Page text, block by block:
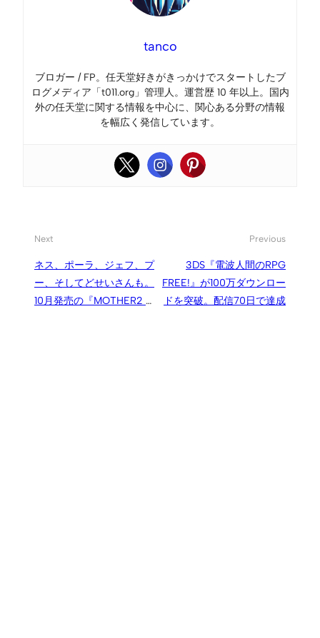
tanco
ブロガー / FP。任天堂好きがきっかけでスタートしたブ
ログメディア「t011.org」管理人。運営歴 10 年以上。国内
外の任天堂に関する情報を中心に、関心ある分野の情報
を幅広く発信しています。
Next
ネス、ポーラ、ジェフ、プ
ー、そしてどせいさんも。
10月発売の『MOTHER2 ス
Previous
3DS『電波人間のRPG
FREE!』が100万ダウンロー
ドを突破。配信70日で達成